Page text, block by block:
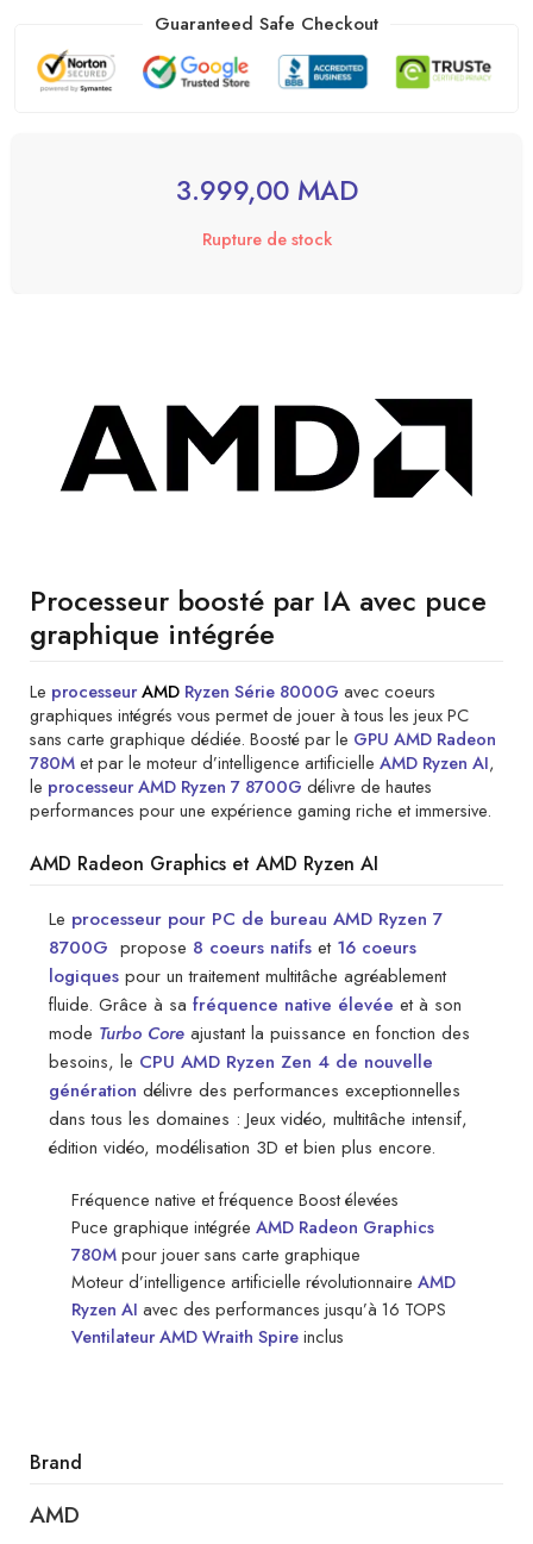
Guaranteed Safe Checkout
3.999,00 MAD
Rupture de stock
Processeur boosté par IA avec puce
graphique intégrée
Le processeurAMD Ryzen Série 8000G avec coeurs
graphiques intégrés vous permet de jouer à tous les jeux PC
sans carte graphique dédiée. Boosté par le GPU AMD Radeon
780Met par le moteur d’intelligence artificielle AMD Ryzen AI,
le processeur AMD Ryzen 7 8700G délivre de hautes
performances pour une expérience gaming riche et immersive.
AMD Radeon Graphics et AMD Ryzen AI
Le processeur pour PC de bureau AMD Ryzen 7
8700G propose 8 coeurs natifs et 16 coeurs
logiques pour un traitement multitâche agréablement
fluide. Grâce à sa fréquence native élevée et à son
mode Turbo Core ajustant la puissance en fonction des
besoins, le CPU AMD Ryzen Zen 4 de nouvelle
génération délivre des performances exceptionnelles
dans tous les domaines : Jeux vidéo, multitâche intensif,
édition vidéo, modélisation 3D et bien plus encore.
Fréquence native et fréquence Boost élevées
Puce graphique intégrée AMD Radeon Graphics
780Mpour jouer sans carte graphique
Moteur d’intelligence artificielle révolutionnaire AMD
Ryzen AI avec des performances jusqu’à 16 TOPS
Ventilateur AMD Wraith Spireinclus
Brand
AMD